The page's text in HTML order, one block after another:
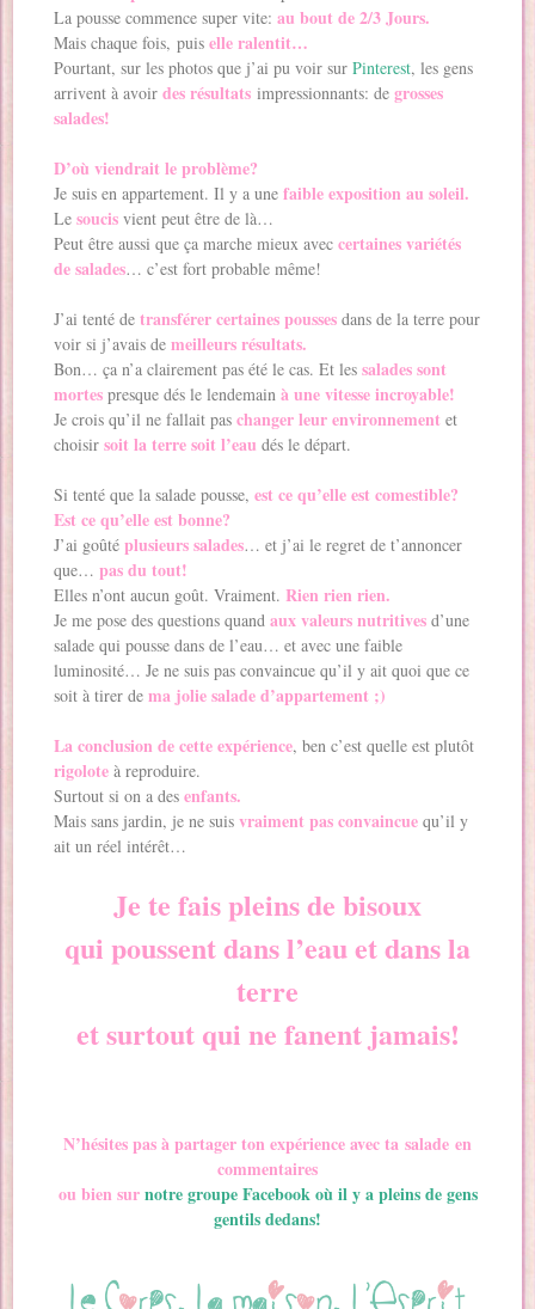
La pousse commence super vite:au bout de 2/3 Jours.
Mais chaque fois, puiselle ralentit…
Pourtant, sur les photos que j’ai pu voir surPinterest, les gens
arrivent à avoirdes résultatsimpressionnants: degrosses
salades!
D’où viendrait le problème?
Je suis en appartement. Il y a une faible exposition au soleil.
Le soucis vient peut être de là…
Peut être aussi que ça marche mieux aveccertaines variétés
de salades… c’est fort probable même!
J’ai tenté detransférer certaines pousses dans de la terre pour
voir si j’avais demeilleurs résultats.
Bon… ça n’a clairement pas été le cas. Et les salades sont
mortes presque dés le lendemain à une vitesse incroyable!
Je crois qu’il ne fallait paschanger leur environnement et
choisirsoit la terre soit l’eau dés le départ.
Si tenté que la salade pousse,est ce qu’elle est comestible?
Est ce qu’elle est bonne?
J’ai goûtéplusieurs salades… et j’ai le regret de t’annoncer
que…pas du tout!
Elles n’ont aucun goût. Vraiment.Rien rien rien.
Je me pose des questions quandaux valeurs nutritives d’une
salade qui pousse dans de l’eau… et avec une faible
luminosité… Je ne suis pas convaincue qu’il y ait quoi que ce
soit à tirer dema jolie salade d’appartement ;)
La conclusion de cette expérience, ben c’est quelle est plutôt
rigolote à reproduire.
Surtout si on a desenfants.
Mais sans jardin, je ne suisvraiment pas convaincue qu’il y
ait un réel intérêt…
Je te fais pleins de bisoux
qui poussent dans l’eau et dans la
terre
et surtout qui ne fanent jamais!
N’hésites pas à partager ton expérience avec ta salade en
commentaires
ou bien surnotre groupe Facebook où il y a pleins de gens
gentils dedans!